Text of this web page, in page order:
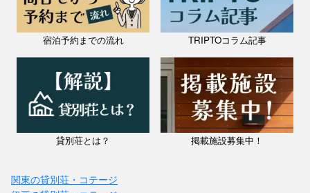
山梨県 / 河口湖・山中湖・富士吉田・富士山周辺
Fuji House
料金：1泊（2名）￥29,000～
「広々とおくつろぎいただける山中湖の貸別荘、Fuji House」 Fuji
Houseは山梨県山中湖村に佇む、富士山が見える貸別荘です。 リビン
グに設置された大きな窓からは富士山を一望でき 、...
宿泊予約までの流れ TRIPTOコラム記事
貸別荘とは？ 掲載施設募集中！
関東の貸別荘・コテージ